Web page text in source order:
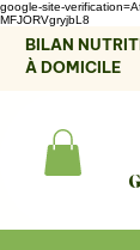
google-site-
MFJORVgryjbL8
BILAN
À DOMICILE